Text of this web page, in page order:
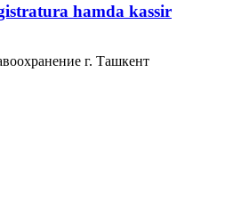
hamda kassir
г. Ташкент